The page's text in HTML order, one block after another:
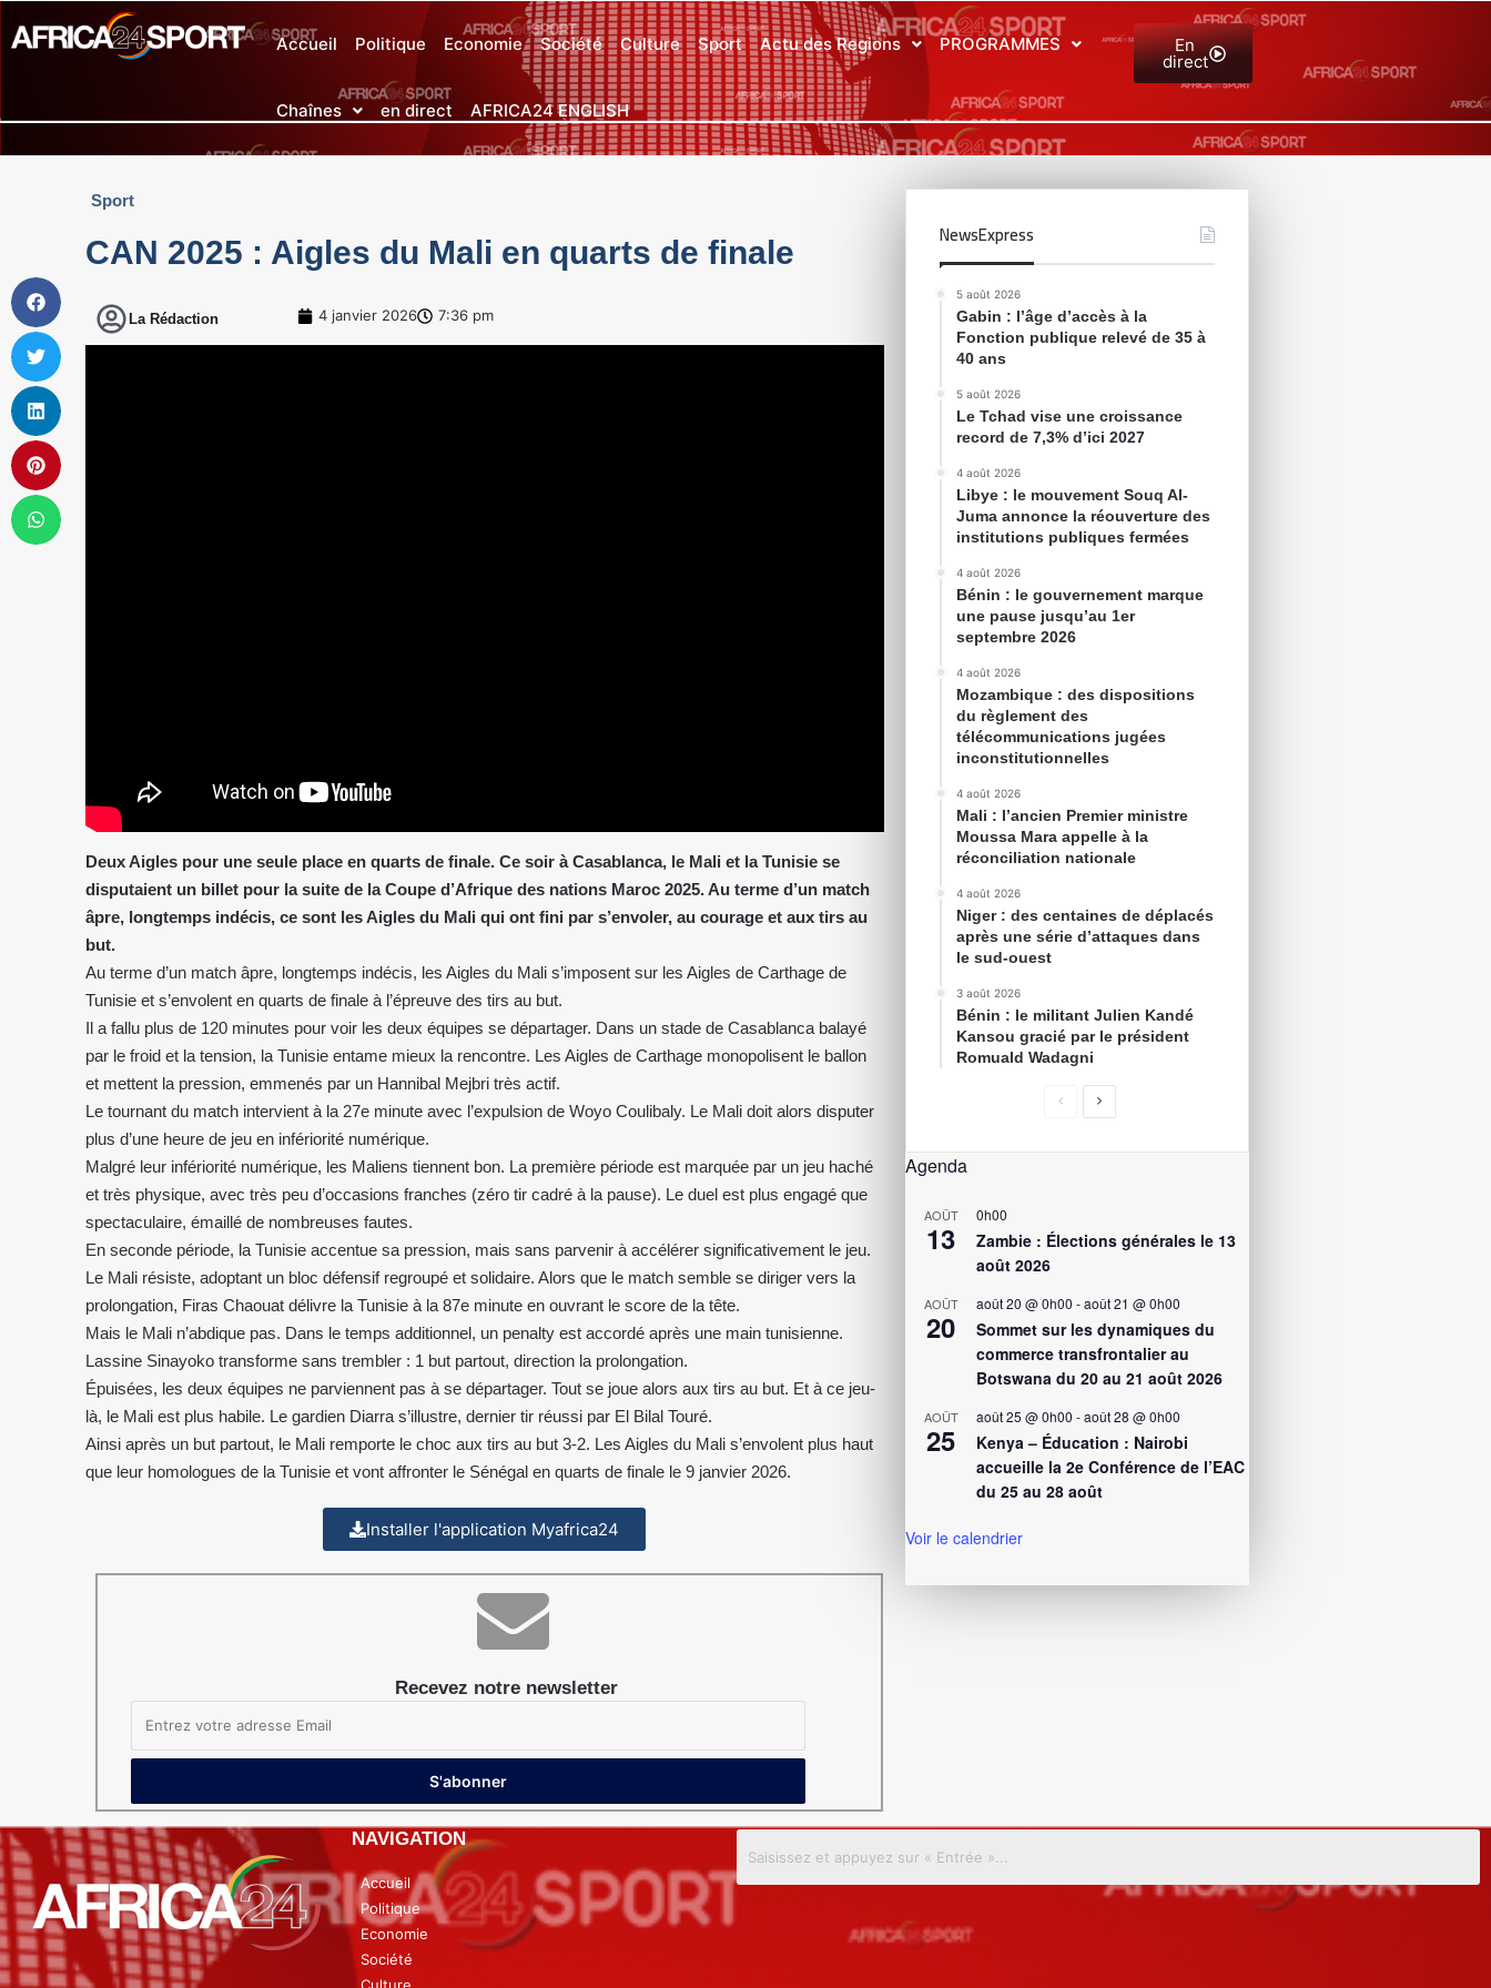
Accueil Politique Economie Société Culture Sport Actu des Regions PROGRAMMES
Chaînes en direct AFRICA24 ENGLISH
En
direct
Sport
CAN 2025 : Aigles du Mali en quarts de finale
La Rédaction 4 janvier 2026 7:36 pm
Deux Aigles pour une seule place en quarts de finale. Ce soir à Casablanca, le Mali et la Tunisie se
disputaient un billet pour la suite de la Coupe d’Afrique des nations Maroc 2025. Au terme d’un match
âpre, longtemps indécis, ce sont les Aigles du Mali qui ont fini par s’envoler, au courage et aux tirs au
but.
Au terme d’un match âpre, longtemps indécis, les Aigles du Mali s’imposent sur les Aigles de Carthage de
Tunisie et s’envolent en quarts de finale à l’épreuve des tirs au but.
Il a fallu plus de 120 minutes pour voir les deux équipes se départager. Dans un stade de Casablanca balayé
par le froid et la tension, la Tunisie entame mieux la rencontre. Les Aigles de Carthage monopolisent le ballon
et mettent la pression, emmenés par un Hannibal Mejbri très actif.
Le tournant du match intervient à la 27e minute avec l’expulsion de Woyo Coulibaly. Le Mali doit alors disputer
plus d’une heure de jeu en infériorité numérique.
Malgré leur infériorité numérique, les Maliens tiennent bon. La première période est marquée par un jeu haché
et très physique, avec très peu d’occasions franches (zéro tir cadré à la pause). Le duel est plus engagé que
spectaculaire, émaillé de nombreuses fautes.
En seconde période, la Tunisie accentue sa pression, mais sans parvenir à accélérer significativement le jeu.
Le Mali résiste, adoptant un bloc défensif regroupé et solidaire. Alors que le match semble se diriger vers la
prolongation, Firas Chaouat délivre la Tunisie à la 87e minute en ouvrant le score de la tête.
Mais le Mali n’abdique pas. Dans le temps additionnel, un penalty est accordé après une main tunisienne.
Lassine Sinayoko transforme sans trembler : 1 but partout, direction la prolongation.
Épuisées, les deux équipes ne parviennent pas à se départager. Tout se joue alors aux tirs au but. Et à ce jeu-
là, le Mali est plus habile. Le gardien Diarra s’illustre, dernier tir réussi par El Bilal Touré.
Ainsi après un but partout, le Mali remporte le choc aux tirs au but 3-2. Les Aigles du Mali s’envolent plus haut
que leur homologues de la Tunisie et vont affronter le Sénégal en quarts de finale le 9 janvier 2026.
Installer l'application Myafrica24
Recevez notre newsletter
NewsExpress
5 août 2026
Gabin : l’âge d’accès à la
Fonction publique relevé de 35 à
40 ans
5 août 2026
Le Tchad vise une croissance
record de 7,3% d’ici 2027
4 août 2026
Libye : le mouvement Souq Al-
Juma annonce la réouverture des
institutions publiques fermées
4 août 2026
Bénin : le gouvernement marque
une pause jusqu’au 1er
septembre 2026
4 août 2026
Mozambique : des dispositions
du règlement des
télécommunications jugées
inconstitutionnelles
4 août 2026
Mali : l’ancien Premier ministre
Moussa Mara appelle à la
réconciliation nationale
4 août 2026
Niger : des centaines de déplacés
après une série d’attaques dans
le sud-ouest
3 août 2026
Bénin : le militant Julien Kandé
Kansou gracié par le président
Romuald Wadagni
Agenda
AOÛT
13
0h00
Zambie : Élections générales le 13
août 2026
AOÛT
20
août 20 @ 0h00 -août 21 @ 0h00
Sommet sur les dynamiques du
commerce transfrontalier au
Botswana du 20 au 21 août 2026
AOÛT
25
août 25 @ 0h00 -août 28 @ 0h00
Kenya – Éducation : Nairobi
accueille la 2e Conférence de l’EAC
du 25 au 28 août
Voir le calendrier
NAVIGATION
Accueil
Politique
Economie
Société